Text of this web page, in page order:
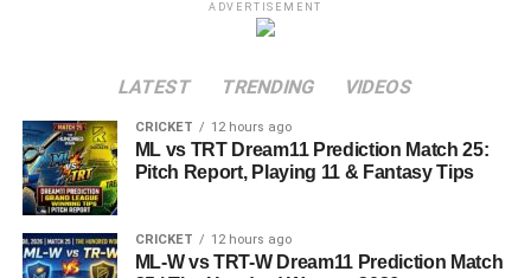
ADVERTISEMENT
LATEST TRENDING VIDEOS
CRICKET 12 hours ago
ML vs TRT Dream11 Prediction Match 25:
Pitch Report, Playing 11 & Fantasy Tips
CRICKET 12 hours ago
ML-W vs TRT-W Dream11 Prediction Match